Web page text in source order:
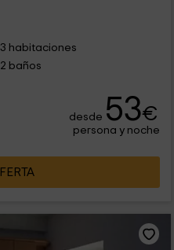
3 habitaciones
2 baños
desde 53€
persona y noche